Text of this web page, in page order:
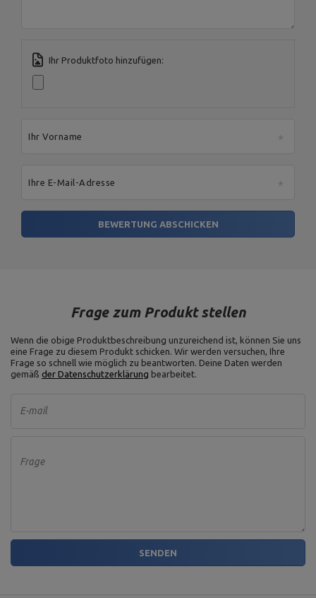
Ihr Produktfoto hinzufügen:
Ihr Vorname
Ihre E-Mail-Adresse
BEWERTUNG ABSCHICKEN
Frage zum Produkt stellen
Wenn die obige Produktbeschreibung unzureichend ist, können Sie uns
eine Frage zu diesem Produkt schicken. Wir werden versuchen, Ihre
Frage so schnell wie möglich zu beantworten. Deine Daten werden
gemäß der Datenschutzerklärung bearbeitet.
E-mail
Frage
SENDEN